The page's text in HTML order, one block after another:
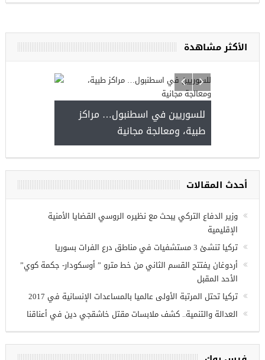
الأكثر مشاهدة
للسوريين في اسطنبول… مراكز
طبية، ومعالجة مجانية
عمل للسوريين في
وزير الدفاع التركي يبحث مع نظيره الروسي القضايا الأمنية
الإقليمية
تركيا تنشئ 3 مستشفيات في مناطق درع الفرات بسوريا
أردوغان يفتتح القسم الثاني من خط مترو ” أوسكودار- جكمة كوي”
الأحد المقبل
تركيا تحتل المرتبة الأولى عالميا بالمساعدات الإنسانية في 2017
العدالة والتنمية.. كشف ملابسات مقتل خاشقجي دين في أعناقنا